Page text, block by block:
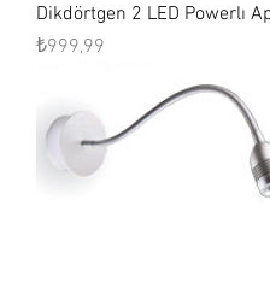
Dikdörtgen 2 LED Powerlı
Fiyat
₺999,99